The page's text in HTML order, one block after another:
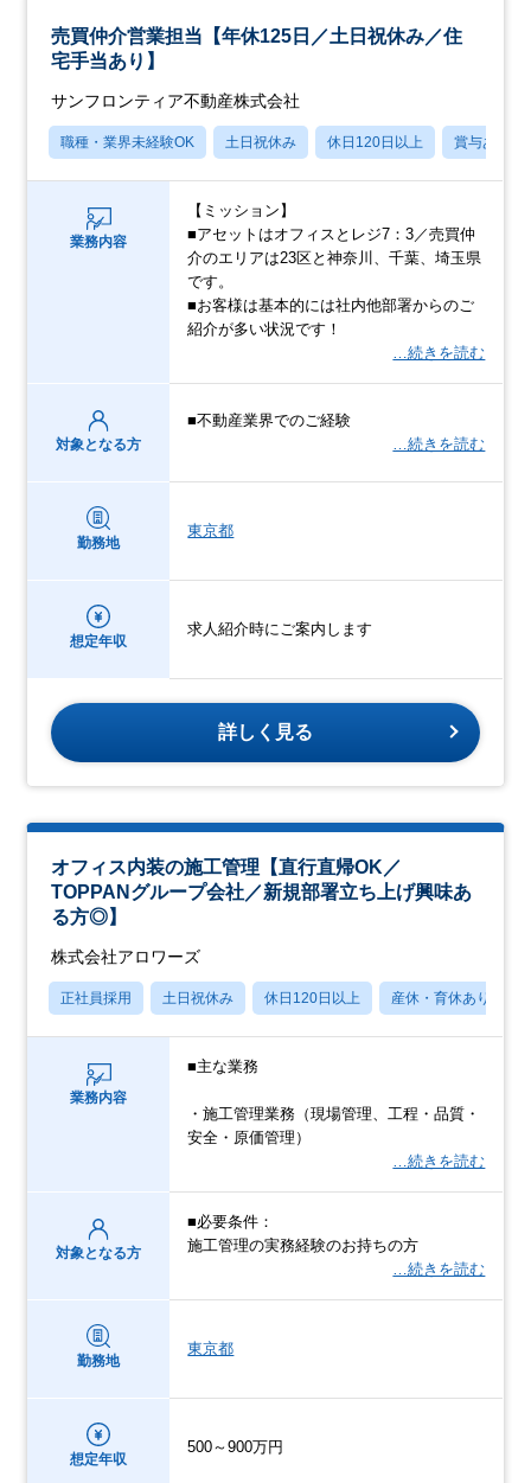
売買仲介営業担当【年休125日／土日祝休み／住
宅手当あり】
サンフロンティア不動産株式会社
職種・業界未経験OK 土日祝休み 休日120日以上 賞与あり
業務内容
【ミッション】
■アセットはオフィスとレジ7：3／売買仲
介のエリアは23区と神奈川、千葉、埼玉県
です。
■お客様は基本的には社内他部署からのご
紹介が多い状況です！
…続きを読む
対象となる方
■不動産業界でのご経験
…続きを読む
勤務地
東京都
想定年収
求人紹介時にご案内します
詳しく見る
オフィス内装の施工管理【直行直帰OK／
TOPPANグループ会社／新規部署立ち上げ興味あ
る方◎】
株式会社アロワーズ
正社員採用 土日祝休み 休日120日以上 産休・育休あり
業務内容
■主な業務
・施工管理業務（現場管理、工程・品質・
安全・原価管理）
…続きを読む
対象となる方
■必要条件：
施工管理の実務経験のお持ちの方
…続きを読む
勤務地
東京都
想定年収
500～900万円